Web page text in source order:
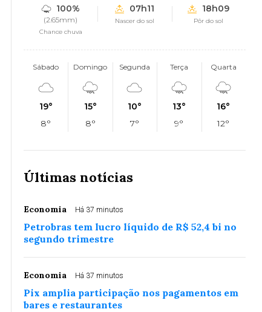
100%
(2.65mm)
Chance chuva
07h11
Nascer do sol
18h09
Pôr do sol
Sábado
19°
8°
Domingo
15°
8°
Segunda
10°
7°
Terça
13°
9°
Quarta
16°
12°
Últimas notícias
Economia Há 37 minutos
Petrobras tem lucro líquido de R$ 52,4 bi no
segundo trimestre
Economia Há 37 minutos
Pix amplia participação nos pagamentos em
bares e restaurantes